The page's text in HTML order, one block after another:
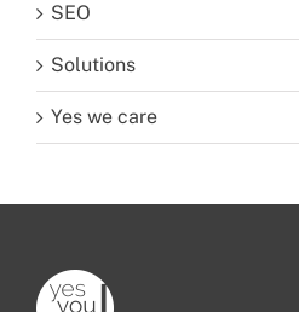
SEO
Solutions
Yes we care